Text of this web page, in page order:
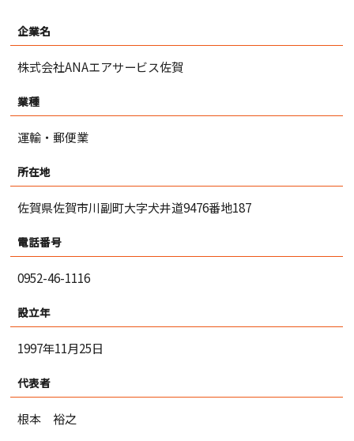
企業名
株式会社ANAエアサービス佐賀
業種
運輸・郵便業
所在地
佐賀県佐賀市川副町大字犬井道9476番地187
電話番号
0952-46-1116
設立年
1997年11月25日
代表者
根本 裕之